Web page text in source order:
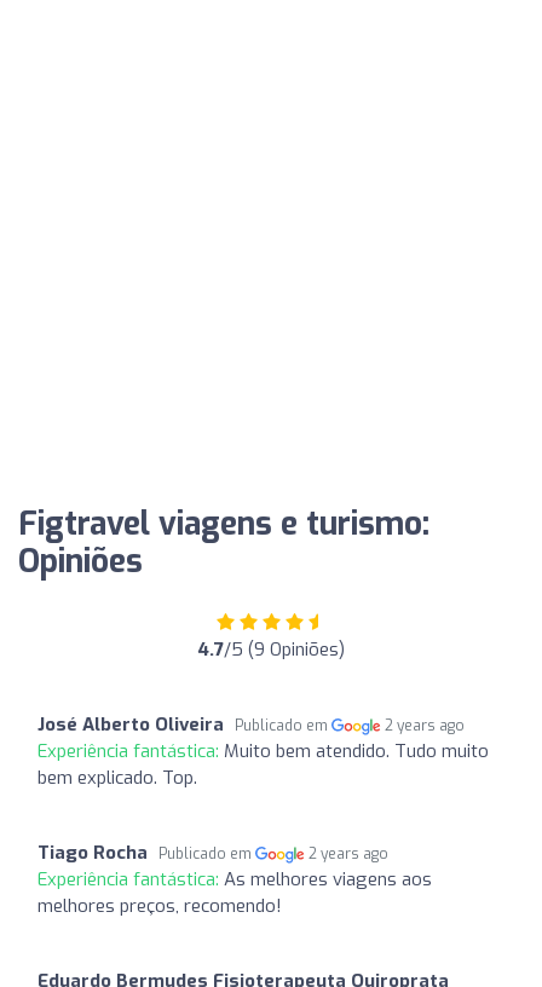
Figtravel viagens e turismo:
Opiniões
4.7/5 (9 Opiniões)
José Alberto Oliveira Publicado em 2 years ago
Experiência fantástica: Muito bem atendido. Tudo muito
bem explicado. Top.
Tiago Rocha Publicado em 2 years ago
Experiência fantástica: As melhores viagens aos
melhores preços, recomendo!
Eduardo Bermudes Fisioterapeuta Quiroprata